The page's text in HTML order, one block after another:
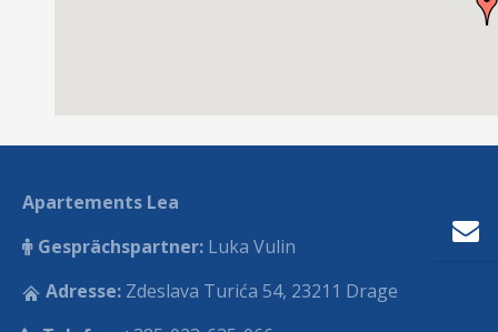
Apartements Lea
Gesprächspartner: Luka Vulin
Adresse: Zdeslava Turića 54, 23211 Drage